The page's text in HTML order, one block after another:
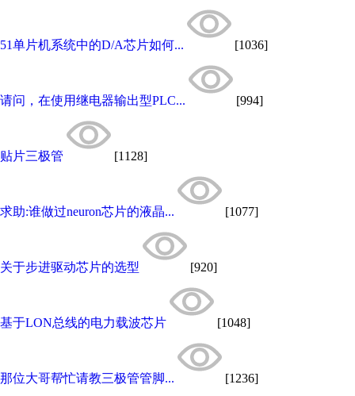
51单片机系统中的D/A芯片如何... [1036]
请问，在使用继电器输出型PLC... [994]
贴片三极管 [1128]
求助:谁做过neuron芯片的液晶... [1077]
关于步进驱动芯片的选型 [920]
基于LON总线的电力载波芯片 [1048]
那位大哥帮忙请教三极管管脚... [1236]